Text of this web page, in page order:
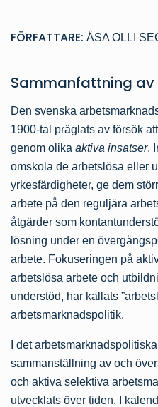
FÖRFATTARE: ÅSA OLLI
Sammanfattning av
Den svenska
1900-tal präglats av försök
genom olika aktiva insatser.
omskola de arbetslösa eller
yrkesfärdigheter, ge dem
arbete på den reguljära
åtgärder som
lösning under en
arbete. Fokuseringen på
arbetslösa arbete och
understöd, har kallats
arbetsmarknadspolitik.
I det
sammanställning av och
och aktiva selektiva
utvecklats över tiden. I